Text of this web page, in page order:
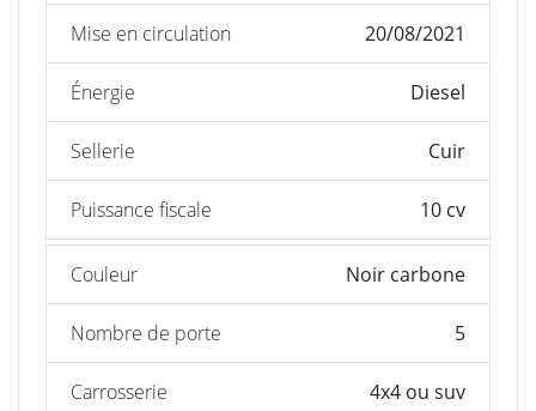
Mise en circulation 20/08/2021
Énergie Diesel
Sellerie Cuir
Puissance fiscale 10 cv
Couleur Noir carbone
Nombre de porte 5
Carrosserie 4x4 ou suv